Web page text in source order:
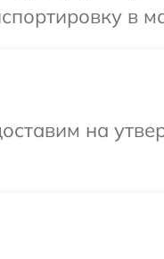
в
на